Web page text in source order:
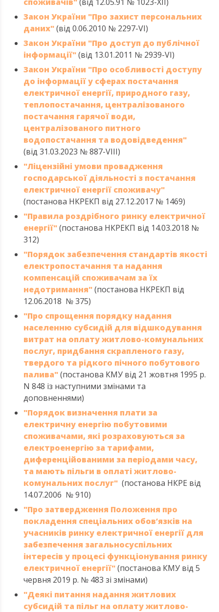
Закон України "Про захист персональних
даних"(від 0.06.2010 № 2297-VI)
Закон України "Про доступ до публічної
інформації"(від 13.01.2011 № 2939-VI)
Закон України "Про особливості доступу
до інформації у сферах постачання
електричної енергії, природного газу,
теплопостачання, централізованого
постачання гарячої води,
централізованого питного
водопостачання та водовідведення"
(від 31.03.2023 № 887-VIII)
"Ліцензійні умови провадження
господарської діяльності з постачання
електричної енергії споживачу"
(постанова НКРЕКП від 27.12.2017 № 1469)
"Правила роздрібного ринку електричної
енергії"(постанова НКРЕКП від 14.03.2018 №
312)
"Порядок забезпечення стандартів якості
електропостачання та надання
компенсацій споживачам за їх
недотримання"(постанова НКРЕКП від
12.06.2018 № 375)
"Про спрощення порядку надання
населенню субсидій для відшкодування
витрат на оплату житлово-комунальних
послуг, придбання скрапленого газу,
твердого та рідкого пічного побутового
палива"(постанова КМУ від 21 жовтня 1995 р.
N 848 із наступними змінами та
доповненнями)
"Порядок визначення плати за
електричну енергію побутовими
споживачами, які розраховуються за
електроенергію за тарифами,
диференційованими за періодами часу,
та мають пільги в оплаті житлово-
комунальних послуг" (постанова НКРЕ від
14.07.2006 № 910)
"Про затвердження Положення про
покладення спеціальних обов’язків на
учасників ринку електричної енергії для
забезпечення загальносуспільних
інтересів у процесі функціонування ринку
електричної енергії"(постанова КМУ від 5
червня 2019 р. № 483 зі змінами)
"Деякі питання надання житлових
субсидій та пільг на оплату житлово-